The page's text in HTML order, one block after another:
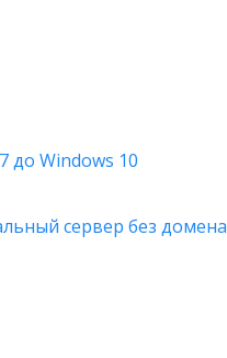
до Windows 10
сервер без домена